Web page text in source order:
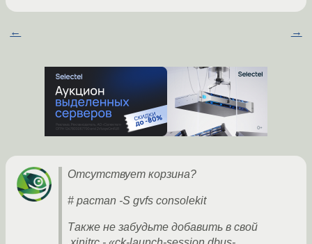
← →
Отсутствует корзина?
# pacman -S gvfs consolekit
Также не забудьте добавить в свой